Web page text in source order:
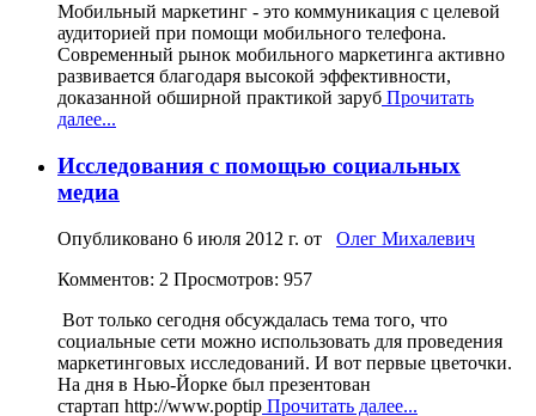
Мобильный маркетинг - это коммуникация с целевой
аудиторией при помощи мобильного телефона.
Современный рынок мобильного маркетинга активно
развивается благодаря высокой эффективности,
доказанной обширной практикой заруб Прочитать
далее...
Исследования с помощью социальных
медиа
Опубликовано 6 июля 2012 г. от Олег Михалевич
Комментов: 2 Просмотров: 957
Вот только сегодня обсуждалась тема того, что
социальные сети можно использовать для проведения
маркетинговых исследований. И вот первые цветочки.
На дня в Нью-Йорке был презентован
стартап http://www.poptip Прочитать далее...